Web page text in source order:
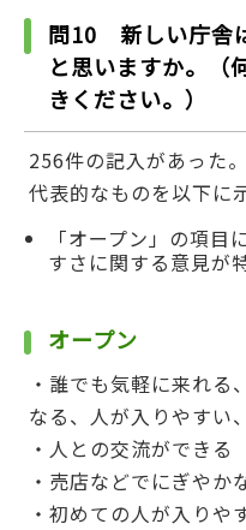
問10 新しい庁舎
と思いますか。（
きください。）
256件の記入があった
代表的なものを以下に示
「オープン」の項
すさに関する意見が
オープン
・誰でも気軽に来れる
なる、人が入りやすい
・人との交流ができる
・売店などでにぎやか
・初めての人が入りや